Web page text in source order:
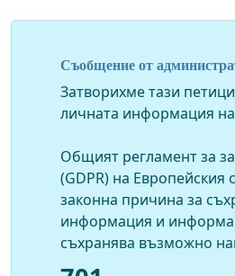
Ще изброим само малка част
здравната система на
По-широк и улеснен
мали и големи населени
специализирана и
физиотерапия.
Изваждане на "частната"
Съобщение от
Затворихме тази
личната информация
Общият регламент за
(GDPR) на Европейския
законна причина за
информация и
съхранява възможно